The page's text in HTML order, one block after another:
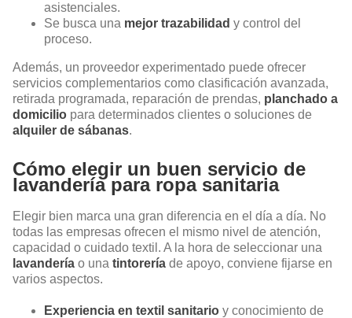
asistenciales.
Se busca una mejor trazabilidad y control del
proceso.
Además, un proveedor experimentado puede ofrecer
servicios complementarios como clasificación avanzada,
retirada programada, reparación de prendas, planchado a
domicilio para determinados clientes o soluciones de
alquiler de sábanas.
Cómo elegir un buen servicio de
lavandería para ropa sanitaria
Elegir bien marca una gran diferencia en el día a día. No
todas las empresas ofrecen el mismo nivel de atención,
capacidad o cuidado textil. A la hora de seleccionar una
lavandería o una tintorería de apoyo, conviene fijarse en
varios aspectos.
Experiencia en textil sanitario y conocimiento de